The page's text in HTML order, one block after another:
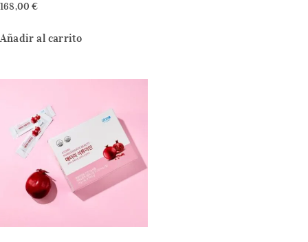
168,00€
Añadir al carrito